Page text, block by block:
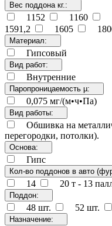
Вес поддона кг.:
1152 1160
1591,2
1605
Материал:
Гипсовый
Вид работ:
Внутренние
Паропроницаемость µ:
0,075 мг/(м•ч•Па)
Вид работы:
Обшивка на
перегородки, потолки).
Основа:
Гипс
Кол-во поддонов в авто
14 20 т - 13
Поддон:
48 шт. 52 шт.
Назначение: